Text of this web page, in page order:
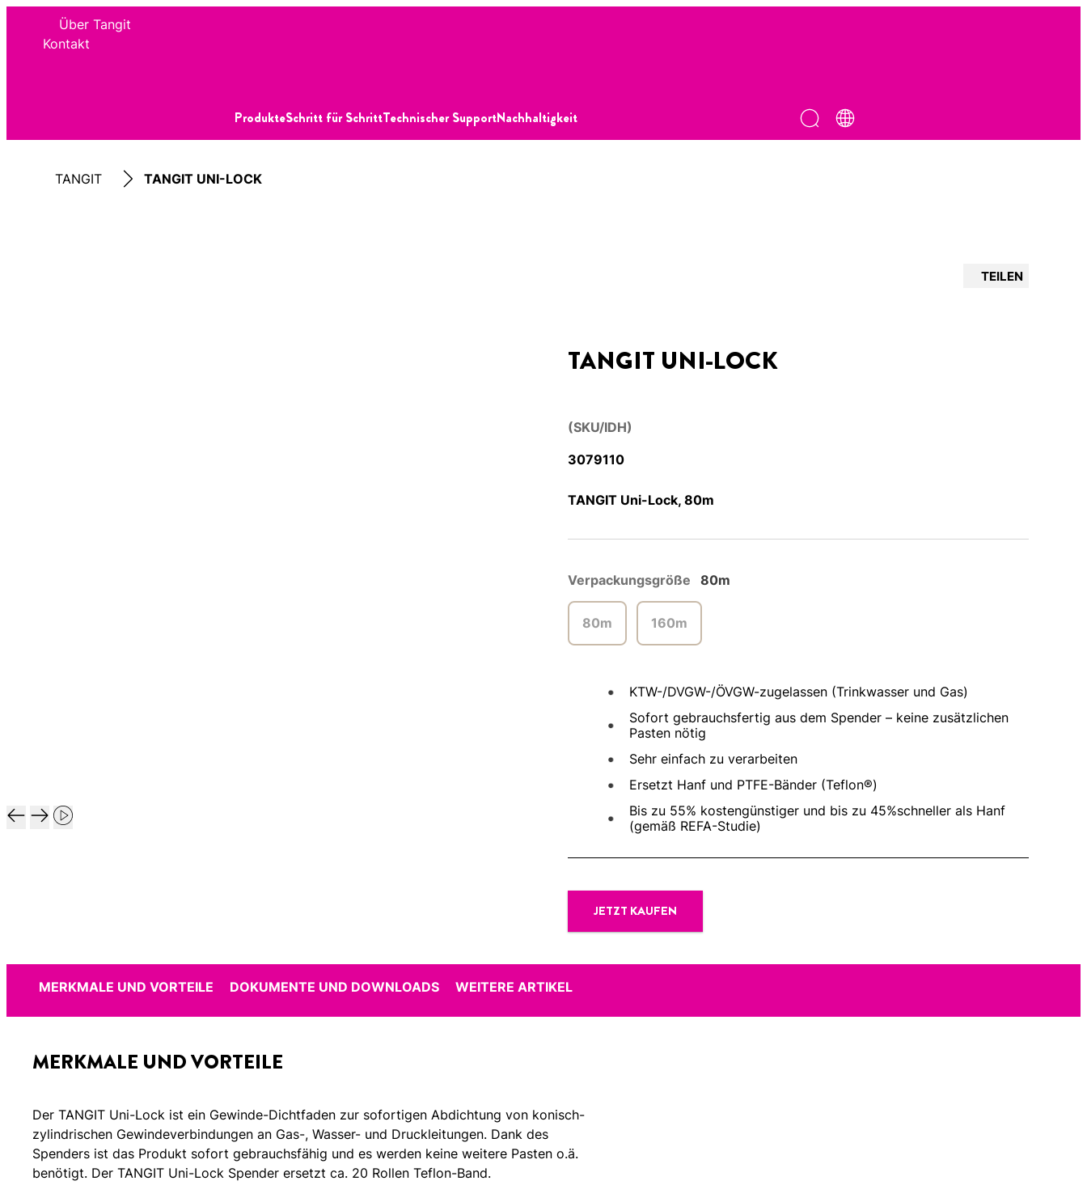
Über Tangit
Kontakt
ProdukteSchritt für SchrittTechnischer SupportNachhaltigkeit
TANGIT TANGIT UNI-LOCK
TEILEN
TANGIT UNI-LOCK
(SKU/IDH)
3079110
TANGIT Uni-Lock, 80m
Verpackungsgröße 80m
80m 160m
KTW-/DVGW-/ÖVGW-zugelassen (Trinkwasser und Gas)
Sofort gebrauchsfertig aus dem Spender – keine zusätzlichen
Pasten nötig
Sehr einfach zu verarbeiten
Ersetzt Hanf und PTFE-Bänder (Teflon®)
Bis zu 55% kostengünstiger und bis zu 45%schneller als Hanf
(gemäß REFA-Studie)
JETZT KAUFEN
MERKMALE UND VORTEILE DOKUMENTE UND DOWNLOADS WEITERE ARTIKEL
MERKMALE UND VORTEILE
Der TANGIT Uni-Lock ist ein Gewinde-Dichtfaden zur sofortigen Abdichtung von konisch-
zylindrischen Gewindeverbindungen an Gas-, Wasser- und Druckleitungen. Dank des
Spenders ist das Produkt sofort gebrauchsfähig und es werden keine weitere Pasten o.ä.
benötigt. Der TANGIT Uni-Lock Spender ersetzt ca. 20 Rollen Teflon-Band.